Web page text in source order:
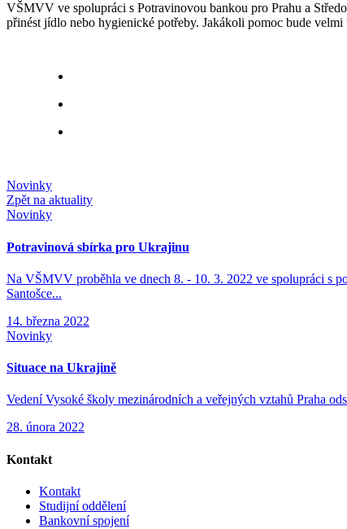
VŠMVV ve spolupráci s Potravinovou bankou pro Prahu a
přinést jídlo nebo hygienické potřeby. Jakákoli pomoc bude
Novinky
Zpět na aktuality
Novinky
Potravinová sbírka pro Ukrajinu
Na VŠMVV proběhla ve dnech 8. - 10. 3. 2022 ve spolupráci s
Santošce...
14. března 2022
Novinky
Situace na Ukrajině
Vedení Vysoké školy mezinárodních a veřejných vztahů Praha
28. února 2022
Kontakt
Kontakt
Studijní oddělení
Bankovní spojení